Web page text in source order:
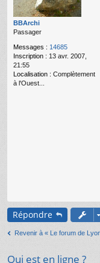
BBArchi
Passager
Messages : 14685
Inscription : 13 avr. 2007,
21:55
Localisation : Complètement
à l'Ouest...
Répondre
Revenir à « Le forum de
Qui est en ligne ?